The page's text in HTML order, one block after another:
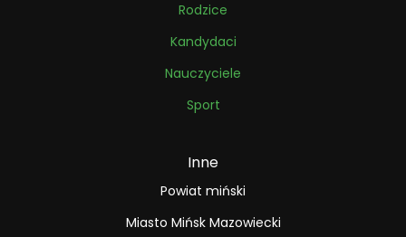
Rodzice
Kandydaci
Nauczyciele
Sport
Inne
Powiat miński
Miasto Mińsk Mazowiecki